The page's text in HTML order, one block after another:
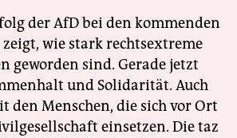
der AfD bei den kommenden
wie stark rechtsextreme
geworden sind. Gerade jetzt
und Solidarität. Auch
den Menschen, die sich vor Ort
einsetzen. Die taz